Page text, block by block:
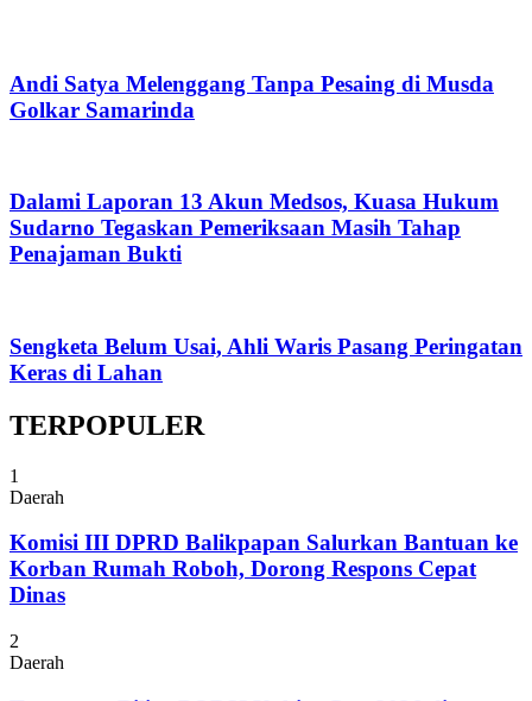
Andi Satya Melenggang Tanpa Pesaing di Musda
Golkar Samarinda
Dalami Laporan 13 Akun Medsos, Kuasa Hukum
Sudarno Tegaskan Pemeriksaan Masih Tahap
Penajaman Bukti
Sengketa Belum Usai, Ahli Waris Pasang Peringatan
Keras di Lahan
TERPOPULER
1
Daerah
Komisi III DPRD Balikpapan Salurkan Bantuan ke
Korban Rumah Roboh, Dorong Respons Cepat
Dinas
2
Daerah